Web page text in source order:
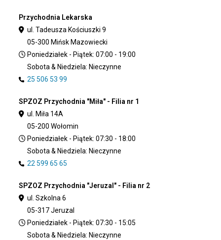
Przychodnia Lekarska
ul. Tadeusza Kościuszki 9
05-300 Mińsk Mazowiecki
Poniedziałek - Piątek: 07:00 - 19:00
Sobota & Niedziela: Nieczynne
25 506 53 99
SPZOZ Przychodnia "Miła" - Filia nr 1
ul. Miła 14A
05-200 Wołomin
Poniedziałek - Piątek: 07:30 - 18:00
Sobota & Niedziela: Nieczynne
22 599 65 65
SPZOZ Przychodnia "Jeruzal" - Filia nr 2
ul. Szkolna 6
05-317 Jeruzal
Poniedziałek - Piątek: 07:30 - 15:05
Sobota & Niedziela: Nieczynne